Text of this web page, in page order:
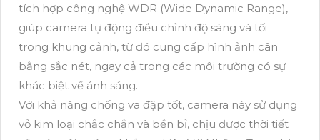
tích hợp công nghệ WDR (Wide Dynamic Range),
giúp camera tự động điều chỉnh độ sáng và tối
trong khung cảnh, từ đó cung cấp hình ảnh cân
bằng sắc nét, ngay cả trong các môi trường có sự
khác biệt về ánh sáng.
Với khả năng chống va đập tốt, camera này sử dụng
vỏ kim loại chắc chắn và bền bỉ, chịu được thời tiết